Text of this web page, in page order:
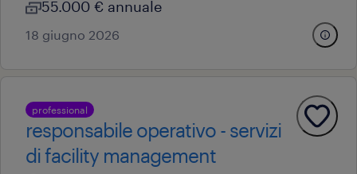
55.000 € annuale
18 giugno 2026
professional
responsabile operativo - servizi
di facility management